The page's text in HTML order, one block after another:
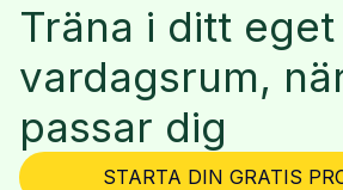
Träna i ditt eget
vardagsrum,
passar dig
STARTA DIN GRATIS